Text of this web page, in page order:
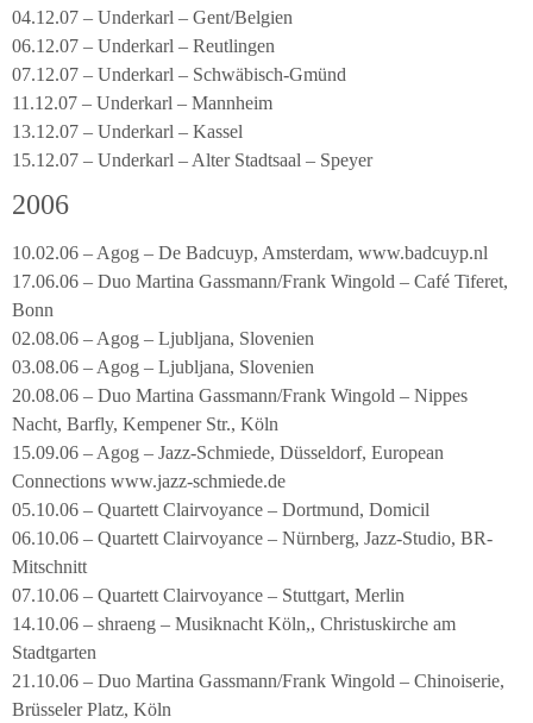
04.12.07 – Underkarl – Gent/Belgien
06.12.07 – Underkarl – Reutlingen
07.12.07 – Underkarl – Schwäbisch-Gmünd
11.12.07 – Underkarl – Mannheim
13.12.07 – Underkarl – Kassel
15.12.07 – Underkarl – Alter Stadtsaal – Speyer
2006
10.02.06 – Agog – De Badcuyp, Amsterdam, www.badcuyp.nl
17.06.06 – Duo Martina Gassmann/Frank Wingold – Café Tiferet,
Bonn
02.08.06 – Agog – Ljubljana, Slovenien
03.08.06 – Agog – Ljubljana, Slovenien
20.08.06 – Duo Martina Gassmann/Frank Wingold – Nippes
Nacht, Barfly, Kempener Str., Köln
15.09.06 – Agog – Jazz-Schmiede, Düsseldorf, European
Connections www.jazz-schmiede.de
05.10.06 – Quartett Clairvoyance – Dortmund, Domicil
06.10.06 – Quartett Clairvoyance – Nürnberg, Jazz-Studio, BR-
Mitschnitt
07.10.06 – Quartett Clairvoyance – Stuttgart, Merlin
14.10.06 – shraeng – Musiknacht Köln,, Christuskirche am
Stadtgarten
21.10.06 – Duo Martina Gassmann/Frank Wingold – Chinoiserie,
Brüsseler Platz, Köln